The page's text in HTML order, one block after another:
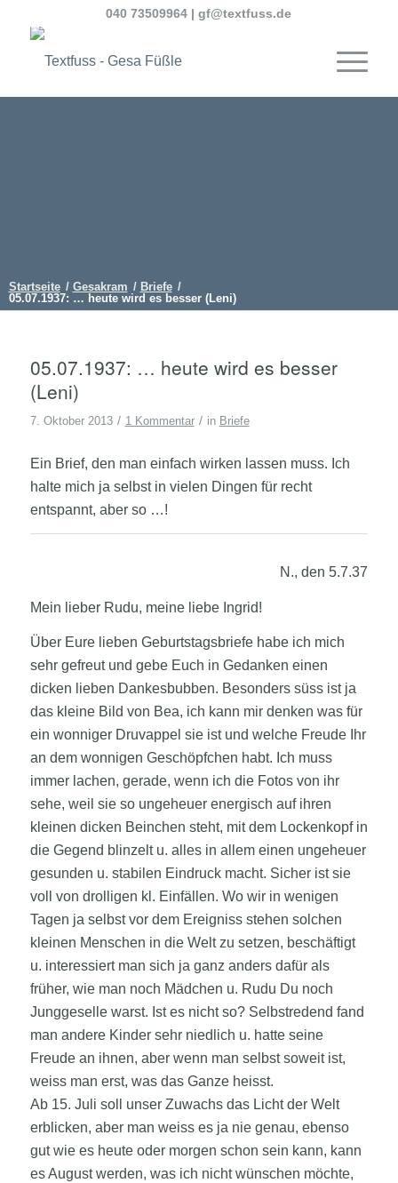
040 73509964 |gf@textfuss.de
Startseite / Gesakram / Briefe /
05.07.1937: … heute wird es besser (Leni)
05.07.1937: … heute wird es besser
(Leni)
7. Oktober 2013 / 1 Kommentar / in Briefe
Ein Brief, den man einfach wirken lassen muss. Ich
halte mich ja selbst in vielen Dingen für recht
entspannt, aber so …!
N., den 5.7.37
Mein lieber Rudu, meine liebe Ingrid!
Über Eure lieben Geburtstagsbriefe habe ich mich
sehr gefreut und gebe Euch in Gedanken einen
dicken lieben Dankesbubben. Besonders süss ist ja
das kleine Bild von Bea, ich kann mir denken was für
ein wonniger Druvappel sie ist und welche Freude Ihr
an dem wonnigen Geschöpfchen habt. Ich muss
immer lachen, gerade, wenn ich die Fotos von ihr
sehe, weil sie so ungeheuer energisch auf ihren
kleinen dicken Beinchen steht, mit dem Lockenkopf in
die Gegend blinzelt u. alles in allem einen ungeheuer
gesunden u. stabilen Eindruck macht. Sicher ist sie
voll von drolligen kl. Einfällen. Wo wir in wenigen
Tagen ja selbst vor dem Ereigniss stehen solchen
kleinen Menschen in die Welt zu setzen, beschäftigt
u. interessiert man sich ja ganz anders dafür als
früher, wie man noch Mädchen u. Rudu Du noch
Junggeselle warst. Ist es nicht so? Selbstredend fand
man andere Kinder sehr niedlich u. hatte seine
Freude an ihnen, aber wenn man selbst soweit ist,
weiss man erst, was das Ganze heisst.
Ab 15. Juli soll unser Zuwachs das Licht der Welt
erblicken, aber man weiss es ja nie genau, ebenso
gut wie es heute oder morgen schon sein kann, kann
es August werden, was ich nicht wünschen möchte,